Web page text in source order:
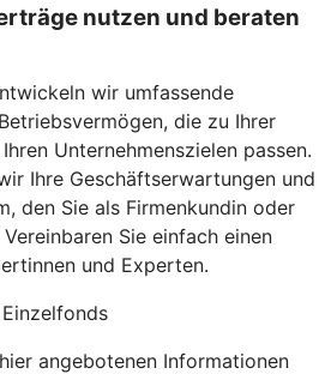
nutzen und beraten
wir umfassende
die zu Ihrer
Unternehmenszielen passen.
Ihre Geschäftserwartungen und
den Sie als Firmenkundin oder
Sie einfach einen
und Experten.
angebotenen Informationen